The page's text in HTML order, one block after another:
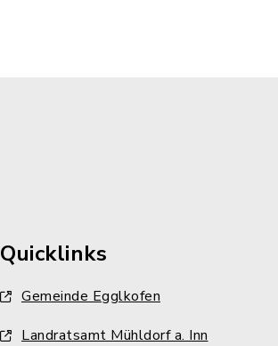
Quicklinks
Gemeinde Egglkofen
Landratsamt Mühldorf a. Inn